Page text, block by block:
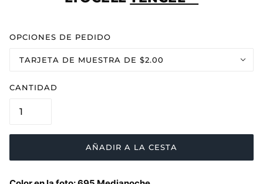
OPCIONES DE PEDIDO
TARJETA DE MUESTRA DE $2.00
CANTIDAD
AÑADIR A LA CESTA